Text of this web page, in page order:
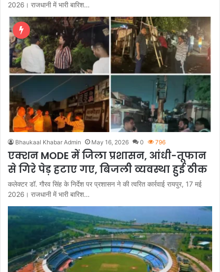
2026। राजधानी में भारी बारिश…
Bhaukaal Khabar Admin May 16, 2026 0 796
एक्शन MODE में जिला प्रशासन, आंधी-तूफान
से गिरे पेड़ हटाए गए, बिजली व्यवस्था हुई ठीक
कलेक्टर डॉ. गौरव सिंह के निर्देश पर प्रशासन ने की त्वरित कार्रवाई रायपुर, 17 मई
2026। राजधानी में भारी बारिश…